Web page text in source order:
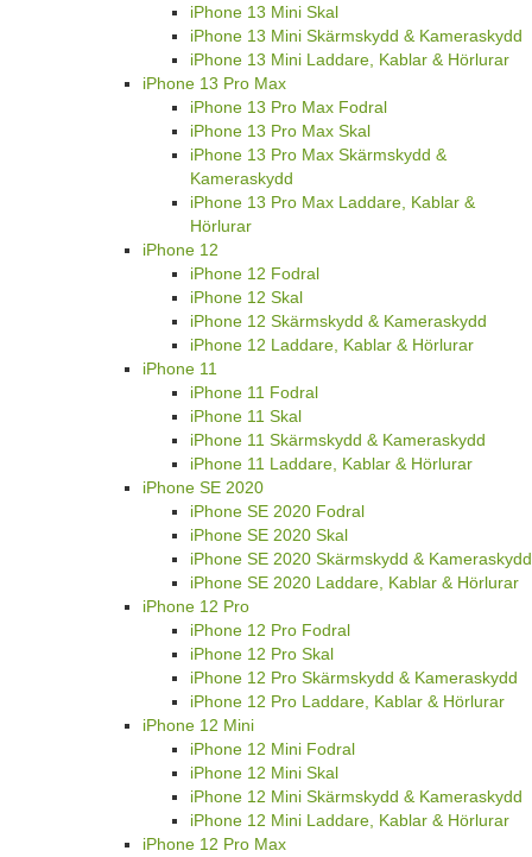
iPhone 13 Mini Skal
iPhone 13 Mini Skärmskydd & Kameraskydd
iPhone 13 Mini Laddare, Kablar & Hörlurar
iPhone 13 Pro Max
iPhone 13 Pro Max Fodral
iPhone 13 Pro Max Skal
iPhone 13 Pro Max Skärmskydd &
Kameraskydd
iPhone 13 Pro Max Laddare, Kablar &
Hörlurar
iPhone 12
iPhone 12 Fodral
iPhone 12 Skal
iPhone 12 Skärmskydd & Kameraskydd
iPhone 12 Laddare, Kablar & Hörlurar
iPhone 11
iPhone 11 Fodral
iPhone 11 Skal
iPhone 11 Skärmskydd & Kameraskydd
iPhone 11 Laddare, Kablar & Hörlurar
iPhone SE 2020
iPhone SE 2020 Fodral
iPhone SE 2020 Skal
iPhone SE 2020 Skärmskydd & Kameraskydd
iPhone SE 2020 Laddare, Kablar & Hörlurar
iPhone 12 Pro
iPhone 12 Pro Fodral
iPhone 12 Pro Skal
iPhone 12 Pro Skärmskydd & Kameraskydd
iPhone 12 Pro Laddare, Kablar & Hörlurar
iPhone 12 Mini
iPhone 12 Mini Fodral
iPhone 12 Mini Skal
iPhone 12 Mini Skärmskydd & Kameraskydd
iPhone 12 Mini Laddare, Kablar & Hörlurar
iPhone 12 Pro Max